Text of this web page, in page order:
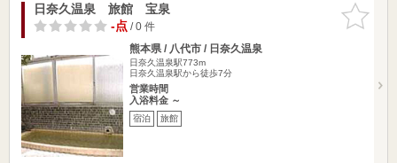
お気に入
りに追加
日奈久温泉 旅館 宝泉
-点/ 0 件
熊本県 / 八代市 / 日奈久温泉
日奈久温泉駅773m
日奈久温泉駅から徒歩7分
営業時間
入浴料金 ～
宿泊 旅館